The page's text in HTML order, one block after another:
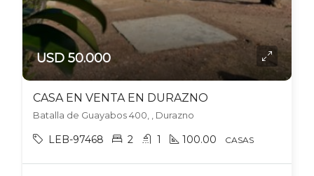
USD 50.000
CASA EN VENTA EN DURAZNO
Batalla de Guayabos 400, , Durazno
LEB-97468 2 1 100.00 CASAS